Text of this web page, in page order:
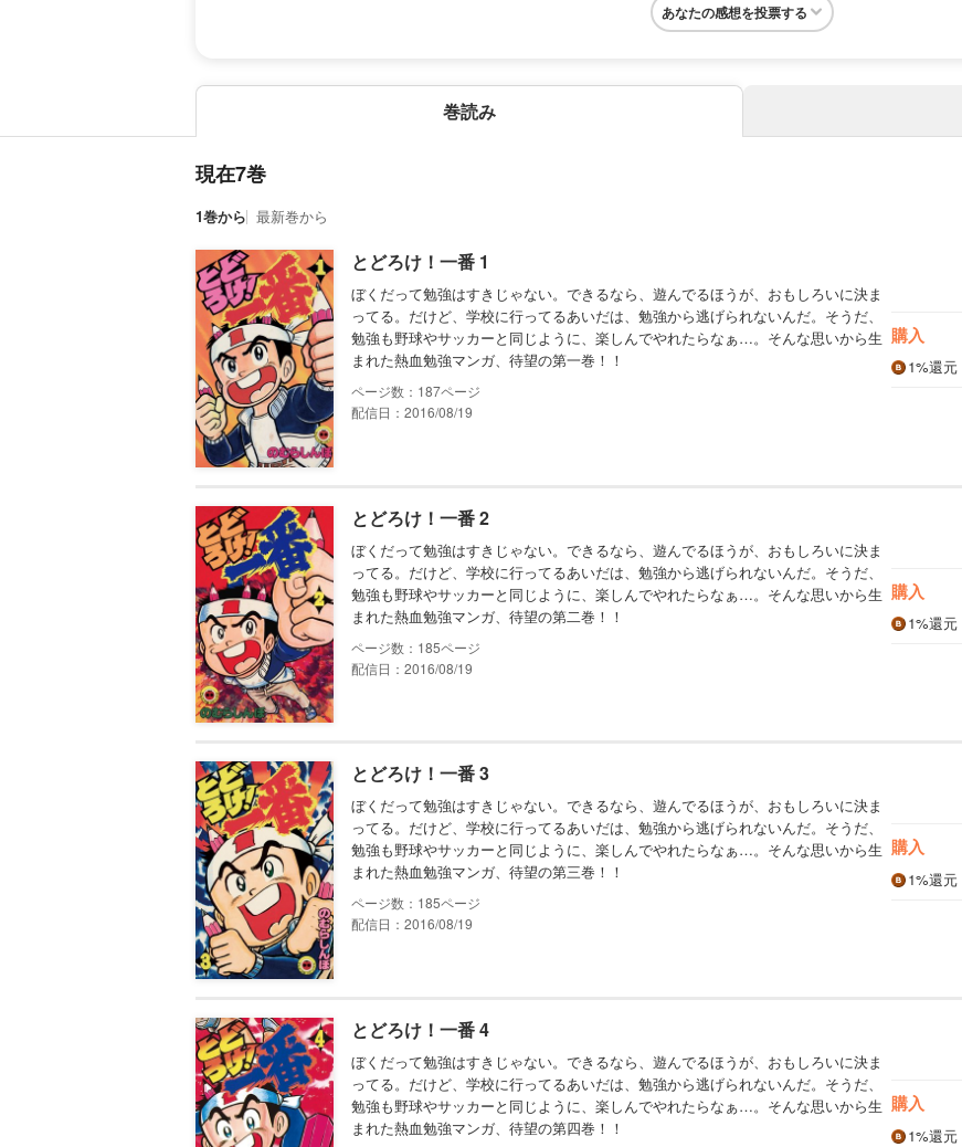
あなたの感想を投票する
巻読み
現在7巻
1巻から 最新巻から
とどろけ！一番 1
ぼくだって勉強はすきじゃない。できるなら、遊んでるほうが、おもしろいに決ま
ってる。だけど、学校に行ってるあいだは、勉強から逃げられないんだ。そうだ、
勉強も野球やサッカーと同じように、楽しんでやれたらなぁ…。そんな思いから生
まれた熱血勉強マンガ、待望の第一巻！！
187
配信日：2016/08/19
購入
1%還元
とどろけ！一番 2
ぼくだって勉強はすきじゃない。できるなら、遊んでるほうが、おもしろいに決ま
ってる。だけど、学校に行ってるあいだは、勉強から逃げられないんだ。そうだ、
勉強も野球やサッカーと同じように、楽しんでやれたらなぁ…。そんな思いから生
まれた熱血勉強マンガ、待望の第二巻！！
185
配信日：2016/08/19
購入
1%還元
とどろけ！一番 3
ぼくだって勉強はすきじゃない。できるなら、遊んでるほうが、おもしろいに決ま
ってる。だけど、学校に行ってるあいだは、勉強から逃げられないんだ。そうだ、
勉強も野球やサッカーと同じように、楽しんでやれたらなぁ…。そんな思いから生
まれた熱血勉強マンガ、待望の第三巻！！
185
配信日：2016/08/19
購入
1%還元
とどろけ！一番 4
ぼくだって勉強はすきじゃない。できるなら、遊んでるほうが、おもしろいに決ま
ってる。だけど、学校に行ってるあいだは、勉強から逃げられないんだ。そうだ、
勉強も野球やサッカーと同じように、楽しんでやれたらなぁ…。そんな思いから生
まれた熱血勉強マンガ、待望の第四巻！！
購入
1%還元